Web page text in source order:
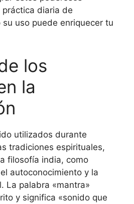
diaria de
uso puede enriquecer tu
los
la
utilizados durante
tradiciones espirituales,
filosofía india, como
autoconocimiento y la
La palabra «mantra»
y significa «sonido que